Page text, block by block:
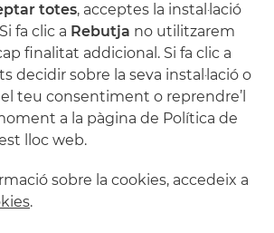
Política de privacitat
totes, acceptes la instal·lació
fa clic a Rebutja no utilitzarem
finalitat addicional. Si fa clic a
decidir sobre la seva instal·lació o
teu consentiment o reprendre’l
a la pàgina de Política de
lloc web.
sobre la cookies, accedeix a
.